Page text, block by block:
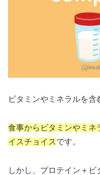
ビタミンやミネラルを含
食事からビタミンやミネ
イスチョイスです。
しかし、プロテイン＋